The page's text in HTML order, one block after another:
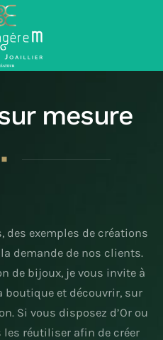
mesure
des exemples de créations
demande de nos clients.
de bijoux, je vous invite à
boutique et découvrir, sur
Si vous disposez d’Or ou
les réutiliser afin de créer